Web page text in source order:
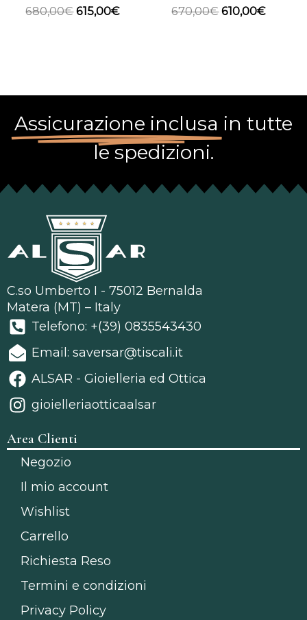
680,00€ 615,00€
670,00€ 610,00€
Assicurazione inclusa in tutte
le spedizioni.
C.so Umberto I - 75012 Bernalda
Matera (MT) – Italy
Telefono: +(39) 0835543430
Email: saversar@tiscali.it
ALSAR - Gioielleria ed Ottica
gioielleriaotticaalsar
Area Clienti
Negozio
Il mio account
Wishlist
Carrello
Richiesta Reso
Termini e condizioni
Privacy Policy